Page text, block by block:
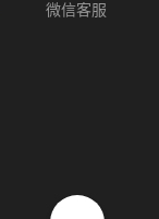
微信客服